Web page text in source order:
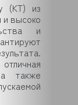
(KT) из
и высоко
и
также